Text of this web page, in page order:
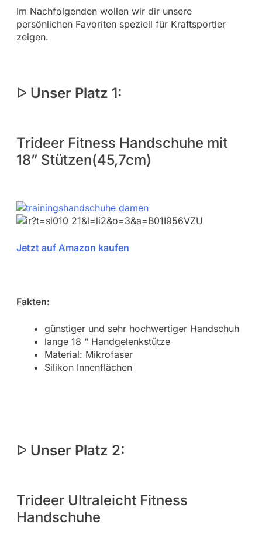
Im Nachfolgenden wollen wir dir unsere
persönlichen Favoriten speziell für Kraftsportler
zeigen.
ᐅ Unser Platz 1:
Trideer Fitness Handschuhe mit
18” Stützen(45,7cm)
Jetzt auf Amazon kaufen
Fakten:
günstiger und sehr hochwertiger Handschuh
lange 18 “ Handgelenkstütze
Material: Mikrofaser
Silikon Innenflächen
ᐅ Unser Platz 2:
Trideer Ultraleicht Fitness
Handschuhe